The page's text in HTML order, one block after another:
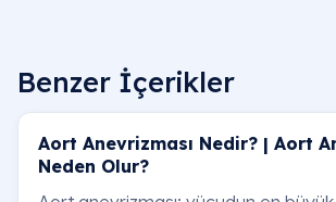
Benzer İçerikler
Aort Anevrizması Nedir? | Aort
Neden Olur?